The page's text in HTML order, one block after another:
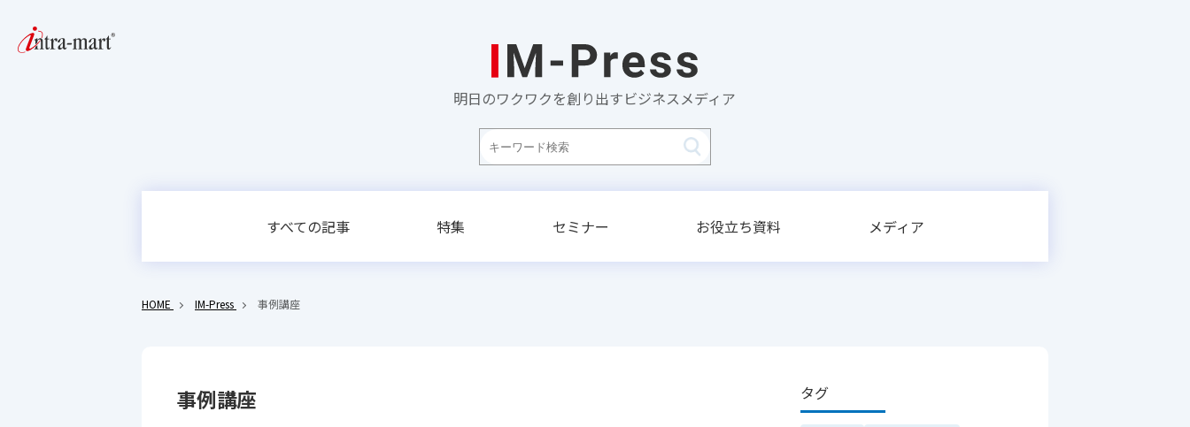
明日のワクワクを創り出すビジネスメディア
すべての記事 特集 セミナー お役立ち資料 メディア
HOME IM-Press 事例講座
事例講座 タグ